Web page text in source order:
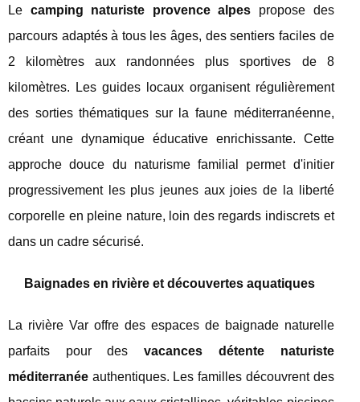
Le camping naturiste provence alpes propose des
parcours adaptés à tous les âges, des sentiers faciles de
2 kilomètres aux randonnées plus sportives de 8
kilomètres. Les guides locaux organisent régulièrement
des sorties thématiques sur la faune méditerranéenne,
créant une dynamique éducative enrichissante. Cette
approche douce du naturisme familial permet d'initier
progressivement les plus jeunes aux joies de la liberté
corporelle en pleine nature, loin des regards indiscrets et
dans un cadre sécurisé.
Baignades en rivière et découvertes aquatiques
La rivière Var offre des espaces de baignade naturelle
parfaits pour desvacances détente naturiste
méditerranée authentiques. Les familles découvrent des